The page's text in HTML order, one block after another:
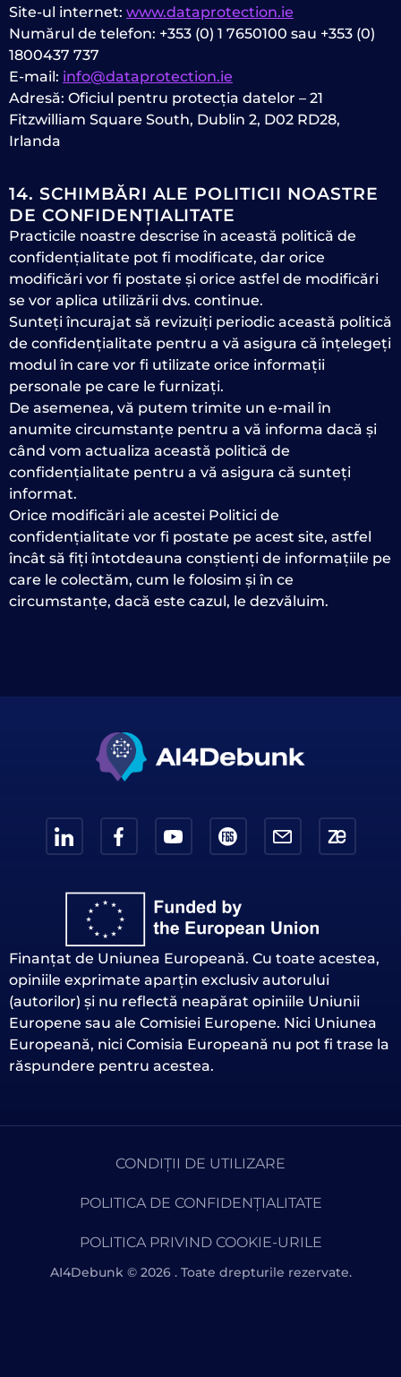
Site-ul internet: www.dataprotection.ie
Numărul de telefon: +353 (0) 1 7650100 sau +353 (0)
1800437 737
E-mail: info@dataprotection.ie
Adresă: Oficiul pentru protecția datelor – 21
Fitzwilliam Square South, Dublin 2, D02 RD28,
Irlanda
14. SCHIMBĂRI ALE POLITICII NOASTRE
DE CONFIDENȚIALITATE
Practicile noastre descrise în această politică de
confidențialitate pot fi modificate, dar orice
modificări vor fi postate și orice astfel de modificări
se vor aplica utilizării dvs. continue.
Sunteți încurajat să revizuiți periodic această politică
de confidențialitate pentru a vă asigura că înțelegeți
modul în care vor fi utilizate orice informații
personale pe care le furnizați.
De asemenea, vă putem trimite un e-mail în
anumite circumstanțe pentru a vă informa dacă și
când vom actualiza această politică de
confidențialitate pentru a vă asigura că sunteți
informat.
Orice modificări ale acestei Politici de
confidențialitate vor fi postate pe acest site, astfel
încât să fiți întotdeauna conștienți de informațiile pe
care le colectăm, cum le folosim și în ce
circumstanțe, dacă este cazul, le dezvăluim.
Finanțat de Uniunea Europeană. Cu toate acestea,
opiniile exprimate aparțin exclusiv autorului
(autorilor) și nu reflectă neapărat opiniile Uniunii
Europene sau ale Comisiei Europene. Nici Uniunea
Europeană, nici Comisia Europeană nu pot fi trase la
răspundere pentru acestea.
CONDIȚII DE UTILIZARE
POLITICA DE CONFIDENȚIALITATE
POLITICA PRIVIND COOKIE-URILE
AI4Debunk © 2026 . Toate drepturile rezervate.